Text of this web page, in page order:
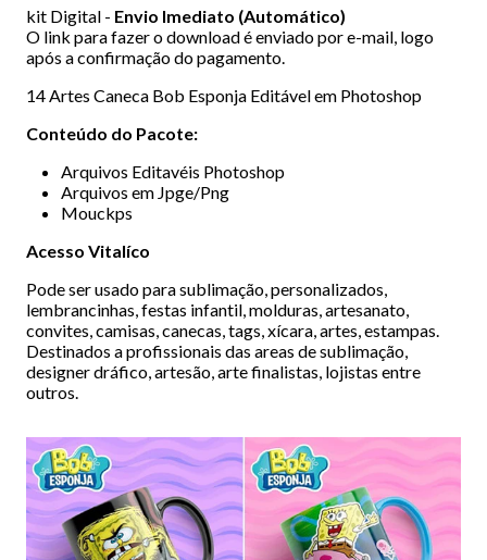
kit Digital - Envio Imediato (Automático)
O link para fazer o download é enviado por e-mail, logo
após a confirmação do pagamento.
14 Artes Caneca Bob Esponja Editável em Photoshop
Conteúdo do Pacote:
Arquivos Editavéis Photoshop
Arquivos em Jpge/Png
Mouckps
Acesso Vitalíco
Pode ser usado para sublimação, personalizados,
lembrancinhas, festas infantil, molduras, artesanato,
convites, camisas, canecas, tags, xícara, artes, estampas.
Destinados a profissionais das areas de sublimação,
designer dráfico, artesão, arte finalistas, lojistas entre
outros.